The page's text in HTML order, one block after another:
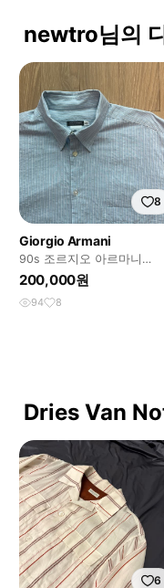
newtro님의
8
Giorgio Armani
90s 조르지오 아르마니
BORGO 21 셔츠
200,000원
94 8
Dries Van
6